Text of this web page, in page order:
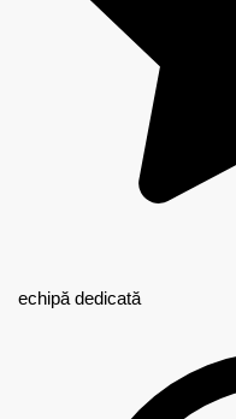
echipă dedicată